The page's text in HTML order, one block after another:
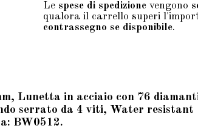
Le spese di spedizione vengono
qualora il carrello superi
contrassegno se disponibile.
Lunetta in acciaio con 76
serrato da 4 viti, Water
BW0512.